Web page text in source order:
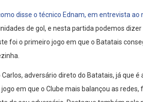
disse o técnico Ednam, em entrevista ao
de gol, e nesta partida podemos
foi o primeiro jogo em que o Batatais
Carlos, adversário direto do Batatais, já que
em que o Clube mais balançou as